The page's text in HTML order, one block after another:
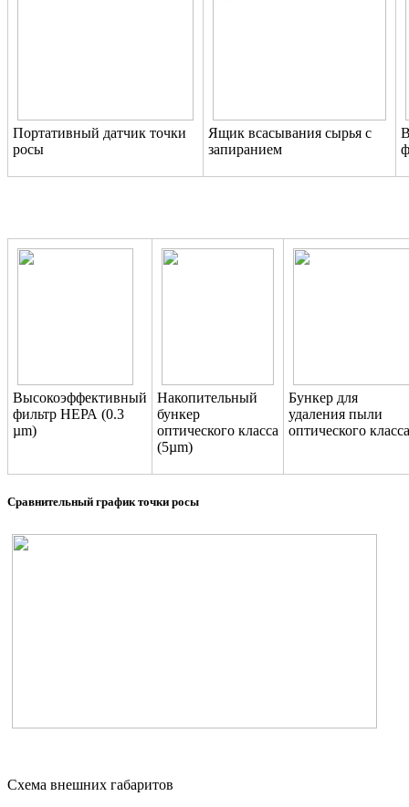
Портативный датчик точки
росы
Ящик всасывания сырья с
запиранием
Высокоэффективный
фильтр НЕРА (0.3
µm)
Накопительный
бункер
оптического класса
(5µm)
Бункер для
удаления пыли
оптического класса
Сравнительный график точки росы
Схема внешних габаритов